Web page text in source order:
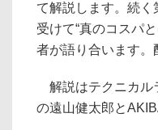
て解説します。続
受けて“真のコスパ
者が語り合います。
解説はテクニカル
の遠山健太郎と